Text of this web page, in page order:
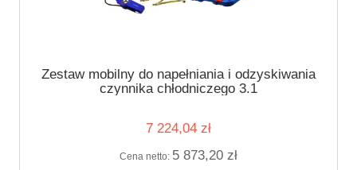
Zestaw mobilny do napełniania i odzyskiwania
czynnika chłodniczego 3.1
7 224,04 zł
Cena netto: 5 873,20 zł